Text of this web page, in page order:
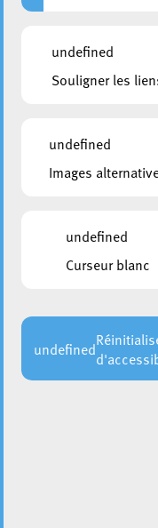
undefined
Souligner les
undefined
Images
undefined
Curseur blanc
undefined